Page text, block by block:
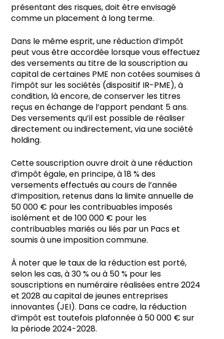
présentant des risques, doit être envisagé
comme un placement à long terme.
Dans le même esprit, une réduction d’impôt
peut vous être accordée lorsque vous effectuez
des versements au titre de la souscription au
capital de certaines PME non cotées soumises à
l’impôt sur les sociétés (dispositif IR-PME), à
condition, là encore, de conserver les titres
reçus en échange de l’apport pendant 5 ans.
Des versements qu’il est possible de réaliser
directement ou indirectement, via une société
holding.
Cette souscription ouvre droit à une réduction
d’impôt égale, en principe, à 18 % des
versements effectués au cours de l’année
d’imposition, retenus dans la limite annuelle de
50 000 € pour les contribuables imposés
isolément et de 100 000 € pour les
contribuables mariés ou liés par un Pacs et
soumis à une imposition commune.
À noter que le taux de la réduction est porté,
selon les cas, à 30 % ou à 50 % pour les
souscriptions en numéraire réalisées entre 2024
et 2028 au capital de jeunes entreprises
innovantes (JEI). Dans ce cadre, la réduction
d’impôt est toutefois plafonnée à 50 000 € sur
la période 2024-2028.